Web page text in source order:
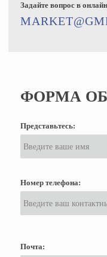
ФОРМА
Представьтесь:
Номер телефона:
Почта:
Задайте вопрос в